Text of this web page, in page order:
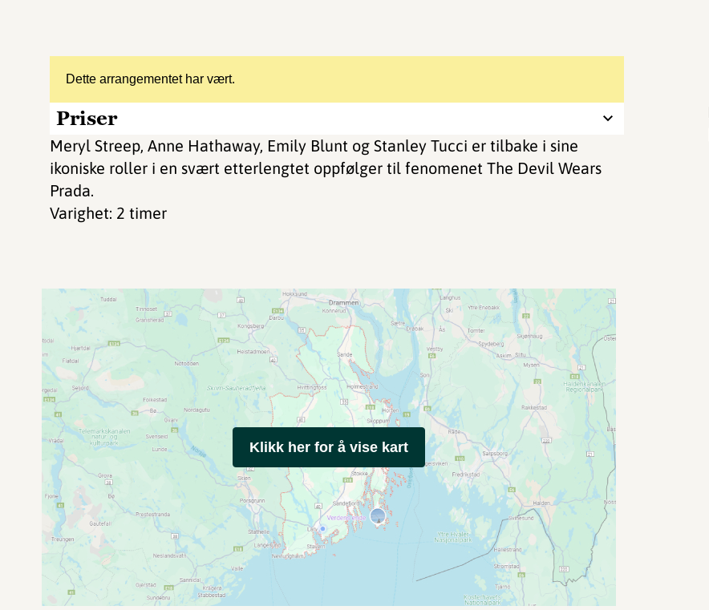
Dette arrangementet har vært.
Priser
Meryl Streep, Anne Hathaway, Emily Blunt og Stanley Tucci er tilbake i sine
ikoniske roller i en svært etterlengtet oppfølger til fenomenet The Devil Wears
Prada.
Varighet: 2 timer
Klikk her for å vise kart